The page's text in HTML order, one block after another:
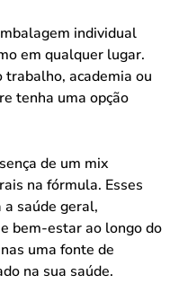
individual
em qualquer lugar.
trabalho, academia ou
tenha uma opção
de um mix
na fórmula. Esses
saúde geral,
bem-estar ao longo do
uma fonte de
na sua saúde.